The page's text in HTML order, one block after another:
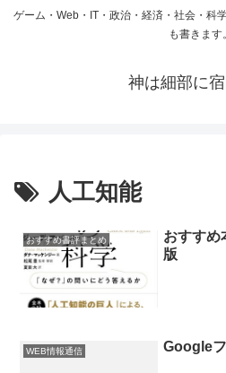
ゲーム・Web・IT・政治・経済・社会・科
も書きます。
神は細部に
人工知能
おすすめ書評まとめ
おすすめ
版
WEB情報通信 Google